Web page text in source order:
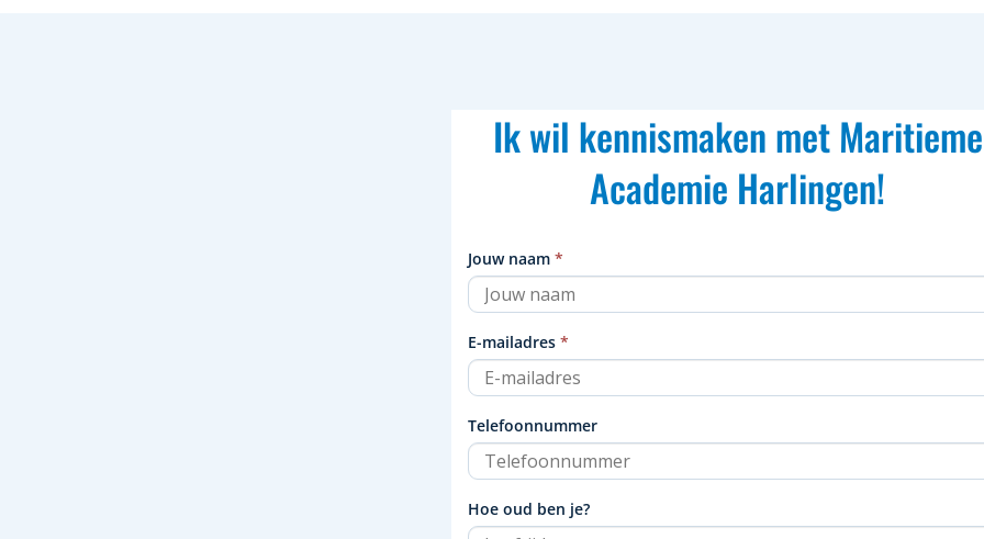
Ik wil kennismaken met Maritieme
Academie Harlingen!
Jouw naam*
E-mailadres*
Telefoonnummer
Hoe oud ben je?